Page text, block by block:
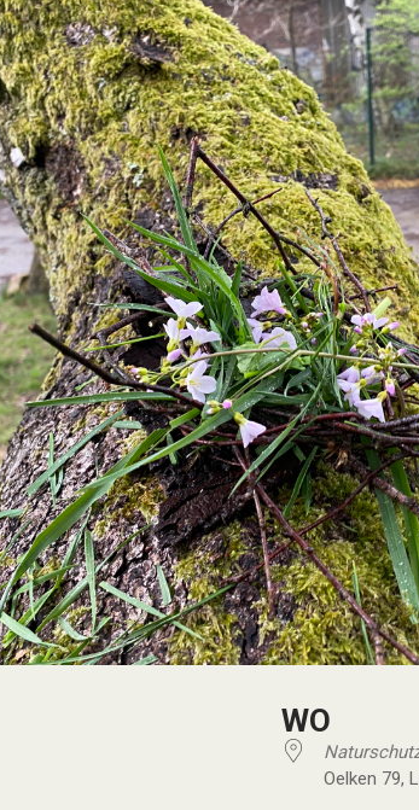
WO
Oelken 79,